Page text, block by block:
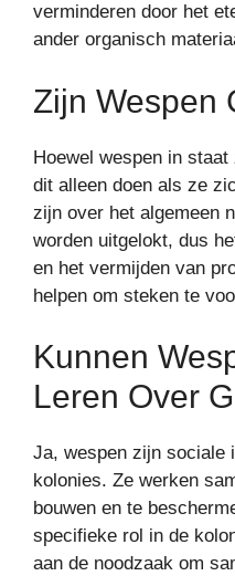
verminderen door het
ander organisch
Zijn Wespen
Hoewel wespen in
dit alleen doen als ze
zijn over het algemeen
worden uitgelokt, dus
en het vermijden van
helpen om steken te
Kunnen
Leren Over
Ja, wespen zijn sociale
kolonies. Ze werken
bouwen en te
specifieke rol in de
aan de noodzaak om